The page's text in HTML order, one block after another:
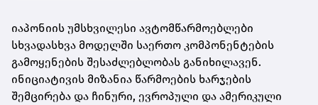
იაპონიის უმსხვილესი ავტომწარმოებლები
სხვადასხვა მოდელში საერთო კომპონენტების
გამოყენების შესაძლებლობას განიხილავენ.
ინიციატივის მიზანია წარმოების ხარჯების
შემცირება და ჩინური, ევროპული და ამერიკული